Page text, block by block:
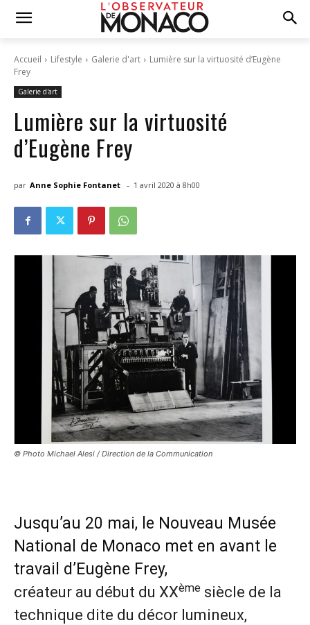
Accueil Lifestyle Galerie d'art
Lumière sur la virtuosité d’Eugène
Frey
Galerie d'art
Lumière sur la virtuosité
d’Eugène Frey
par Anne Sophie Fontanet - 1 avril 2020 à 8h00
© Photo Michael Alesi / Direction de la Communication
Jusqu’au 20 mai, le Nouveau Musée
National de Monaco met en avant le
travail d’Eugène Frey,
créateur au début du XXème siècle de la
technique dite du décor lumineux,